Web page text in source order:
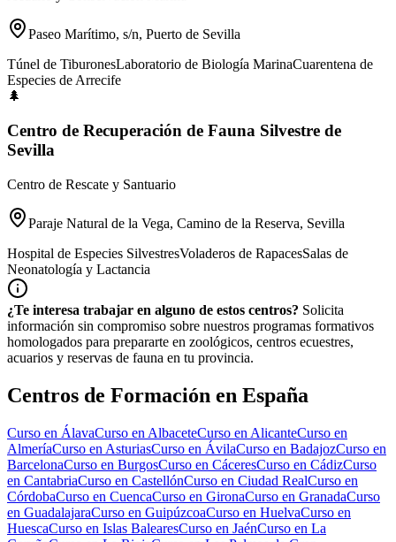
Paseo Marítimo, s/n, Puerto de Sevilla
Túnel de TiburonesLaboratorio de Biología MarinaCuarentena de
Especies de Arrecife
🌲
Centro de Recuperación de Fauna Silvestre de
Sevilla
Centro de Rescate y Santuario
Paraje Natural de la Vega, Camino de la Reserva, Sevilla
Hospital de Especies SilvestresVoladeros de RapacesSalas de
Neonatología y Lactancia
¿Te interesa trabajar en alguno de estos centros? Solicita
información sin compromiso sobre nuestros programas formativos
homologados para prepararte en zoológicos, centros ecuestres,
acuarios y reservas de fauna en tu provincia.
Centros de Formación en España
Curso en ÁlavaCurso en AlbaceteCurso en AlicanteCurso en
AlmeríaCurso en AsturiasCurso en ÁvilaCurso en BadajozCurso en
BarcelonaCurso en BurgosCurso en CáceresCurso en CádizCurso
en CantabriaCurso en CastellónCurso en Ciudad RealCurso en
CórdobaCurso en CuencaCurso en GironaCurso en GranadaCurso
en GuadalajaraCurso en GuipúzcoaCurso en HuelvaCurso en
HuescaCurso en Islas BalearesCurso en JaénCurso en La